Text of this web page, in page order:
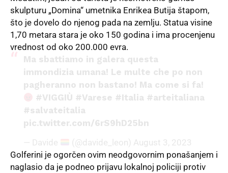
skulpturu „Domina“ umetnika Enrikea Butija štapom,
što je dovelo do njenog pada na zemlju. Statua visine
1,70 metara stara je oko 150 godina i ima procenjenu
vrednost od oko 200.000 evra.
Ma sbattiamo in galera questa
immondizia umana! Le multe che po non
pagheranno non bastano! Ma come si fa!
#VIGGIÙ #Varese #Italia #arteitaliana
#salvateitalia
pic.twitter.com/6rS9hD25bn
— Davide
(@davide_leon) August 3, 2023
Golferini je ogorčen ovim neodgovornim ponašanjem i
naglasio da je podneo prijavu lokalnoj policiji protiv